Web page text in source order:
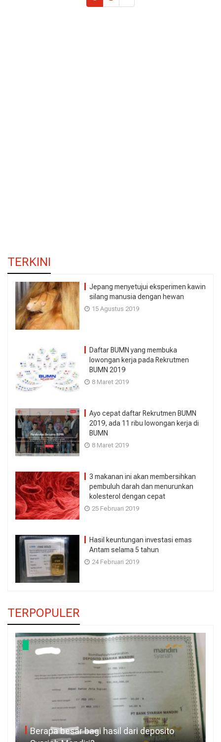
TERKINI
Jepang menyetujui eksperimen kawin
silang manusia dengan hewan
15 Agustus 2019
Daftar BUMN yang membuka
lowongan kerja pada Rekrutmen
BUMN 2019
8 Maret 2019
Ayo cepat daftar Rekrutmen BUMN
2019, ada 11 ribu lowongan kerja di
BUMN
8 Maret 2019
3 makanan ini akan membersihkan
pembuluh darah dan menurunkan
kolesterol dengan cepat
25 Februari 2019
Hasil keuntungan investasi emas
Antam selama 5 tahun
24 Februari 2019
TERPOPULER
Berapa besar bagi hasil dari deposito